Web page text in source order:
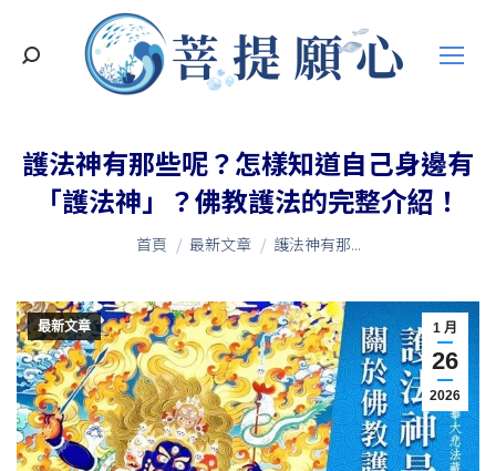
搜
護法神有那些呢？怎樣知道自己身邊有
「護法神」？佛教護法的完整介紹！
您在這裡：
首頁 最新文章 護法神有那...
1 月
26
2026
最新文章